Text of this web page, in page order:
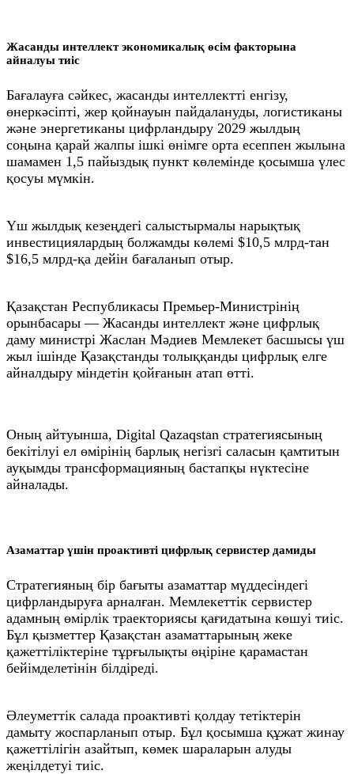
Жасанды интеллект экономикалық өсім факторына
айналуы тиіс
Бағалауға сәйкес, жасанды интеллектті енгізу,
өнеркәсіпті, жер қойнауын пайдалануды, логистиканы
және энергетиканы цифрландыру 2029 жылдың
соңына қарай жалпы ішкі өнімге орта есеппен жылына
шамамен 1,5 пайыздық пункт көлемінде қосымша үлес
қосуы мүмкін.
Үш жылдық кезеңдегі салыстырмалы нарықтық
инвестициялардың болжамды көлемі $10,5 млрд-тан
$16,5 млрд-қа дейін бағаланып отыр.
Қазақстан Республикасы Премьер-Министрінің
орынбасары — Жасанды интеллект және цифрлық
даму министрі Жаслан Мәдиев Мемлекет басшысы үш
жыл ішінде Қазақстанды толыққанды цифрлық елге
айналдыру міндетін қойғанын атап өтті.
Оның айтуынша, Digital Qazaqstan стратегиясының
бекітілуі ел өмірінің барлық негізгі саласын қамтитын
ауқымды трансформацияның бастапқы нүктесіне
айналады.
Азаматтар үшін проактивті цифрлық сервистер дамиды
Стратегияның бір бағыты азаматтар мүддесіндегі
цифрландыруға арналған. Мемлекеттік сервистер
адамның өмірлік траекториясы қағидатына көшуі тиіс.
Бұл қызметтер Қазақстан азаматтарының жеке
қажеттіліктеріне тұрғылықты өңіріне қарамастан
бейімделетінін білдіреді.
Әлеуметтік салада проактивті қолдау тетіктерін
дамыту жоспарланып отыр. Бұл қосымша құжат жинау
қажеттілігін азайтып, көмек шараларын алуды
жеңілдетуі тиіс.